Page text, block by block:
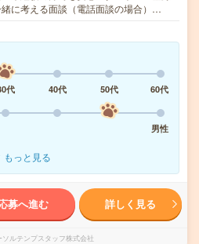
に考える面談（電話面談の場合）…
代 40代 50代
60代
男性
もっと見る
募へ進む 詳しく見る
ソルテンプスタッフ株式会社